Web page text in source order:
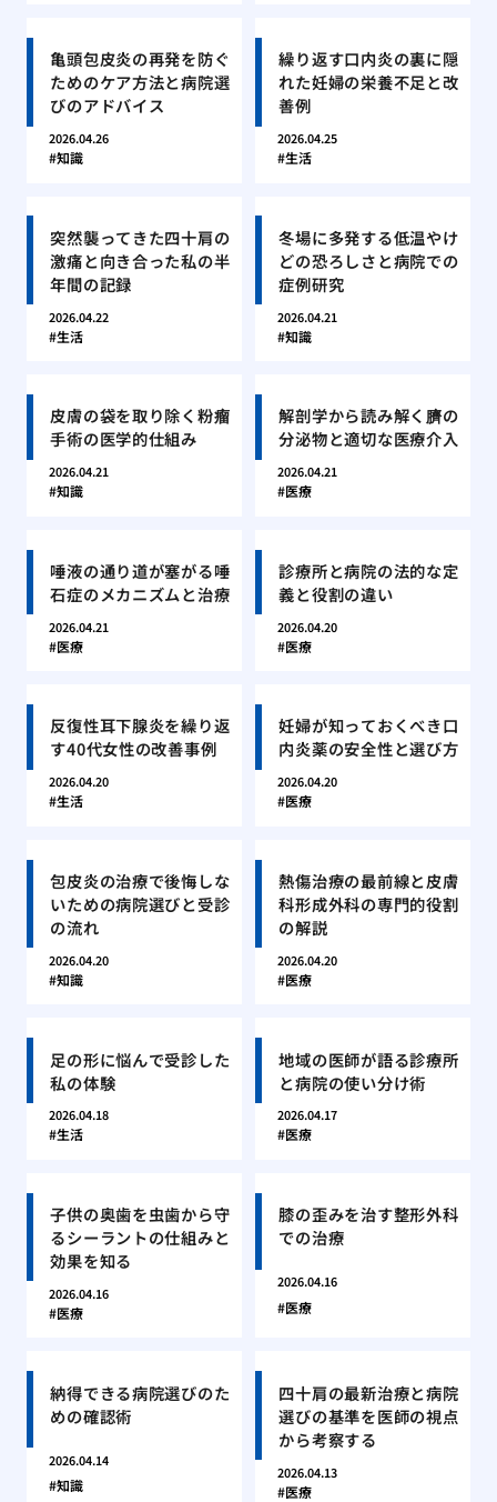
亀頭包皮炎の再発を防ぐ
ためのケア方法と病院選
びのアドバイス
2026.04.26
知識
繰り返す口内炎の裏に隠
れた妊婦の栄養不足と改
善例
2026.04.25
生活
突然襲ってきた四十肩の
激痛と向き合った私の半
年間の記録
2026.04.22
生活
冬場に多発する低温やけ
どの恐ろしさと病院での
症例研究
2026.04.21
知識
皮膚の袋を取り除く粉瘤
手術の医学的仕組み
2026.04.21
知識
解剖学から読み解く臍の
分泌物と適切な医療介入
2026.04.21
医療
唾液の通り道が塞がる唾
石症のメカニズムと治療
2026.04.21
医療
診療所と病院の法的な定
義と役割の違い
2026.04.20
医療
反復性耳下腺炎を繰り返
す40代女性の改善事例
2026.04.20
生活
妊婦が知っておくべき口
内炎薬の安全性と選び方
2026.04.20
医療
包皮炎の治療で後悔しな
いための病院選びと受診
の流れ
2026.04.20
知識
熱傷治療の最前線と皮膚
科形成外科の専門的役割
の解説
2026.04.20
医療
足の形に悩んで受診した
私の体験
2026.04.18
生活
地域の医師が語る診療所
と病院の使い分け術
2026.04.17
医療
子供の奥歯を虫歯から守
るシーラントの仕組みと
効果を知る
2026.04.16
医療
膝の歪みを治す整形外科
での治療
2026.04.16
医療
納得できる病院選びのた
めの確認術
2026.04.14
知識
四十肩の最新治療と病院
選びの基準を医師の視点
から考察する
2026.04.13
医療